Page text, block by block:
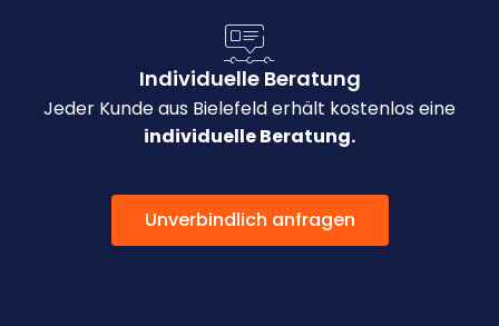
Individuelle Beratung
Jeder Kunde aus Bielefeld erhält kostenlos eine
individuelle Beratung.
Unverbindlich anfragen